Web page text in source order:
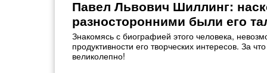
Павел Львович Шиллинг:
разносторонними были его
Знакомясь с биографией этого человека,
продуктивности его творческих интересов. За
великолепно!